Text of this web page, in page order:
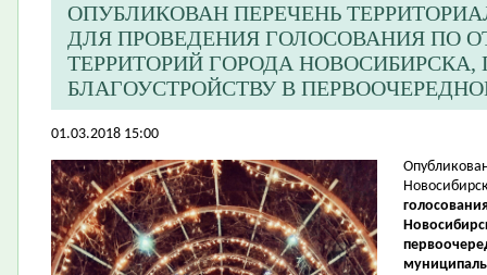
ОПУБЛИКОВАН ПЕРЕЧЕНЬ
ДЛЯ ПРОВЕДЕНИЯ ГОЛОСОВАНИЯ ПО
ТЕРРИТОРИЙ ГОРОДА
БЛАГОУСТРОЙСТВУ В
01.03.2018 15:00